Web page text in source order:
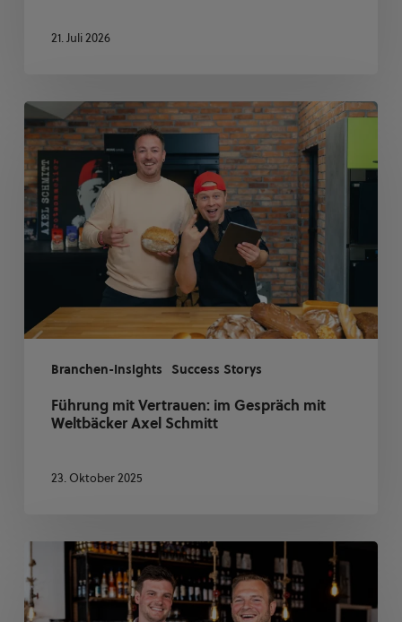
21. Juli 2026
Branchen-Insights Success Storys
Führung
mit
Vertrauen:
im
Gespräch
mit
Weltbäcker
Führung mit Vertrauen: im Gespräch mit
Weltbäcker Axel Schmitt
23. Oktober 2025
Fischbrötchen,
Digitalisierung